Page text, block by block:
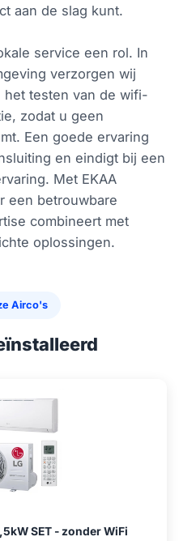
aan de slag kunt.
service een rol. In
verzorgen wij
testen van de wifi-
zodat u geen
Een goede ervaring
en eindigt bij een
Met EKAA
een betrouwbare
combineert met
oplossingen.
Airco's
SET - zonder WiFi